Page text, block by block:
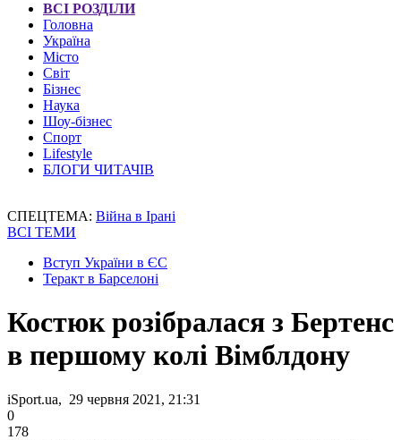
ВСІ РОЗДІЛИ
Головна
Україна
Місто
Світ
Бізнес
Наука
Шоу-бізнес
Спорт
Lifestyle
БЛОГИ ЧИТАЧІВ
СПЕЦТЕМА: Війна в Ірані
ВСІ ТЕМИ
Вступ України в ЄС
Теракт в Барселоні
Костюк розібралася з Бертенс
в першому колі Вімблдону
iSport.ua, 29 червня 2021, 21:31
0
178